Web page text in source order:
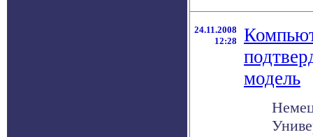
24.11.2008
12:28
модель